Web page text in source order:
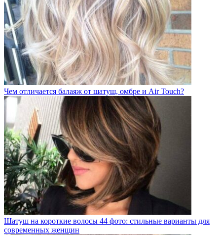
Чем отличается балаяж от шатуш, омбре и Air Touch?
Шатуш на короткие волосы 44 фото: стильные варианты для
современных женщин